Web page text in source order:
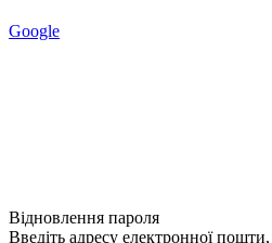
Google
Відновлення пароля
Введіть адресу електронної